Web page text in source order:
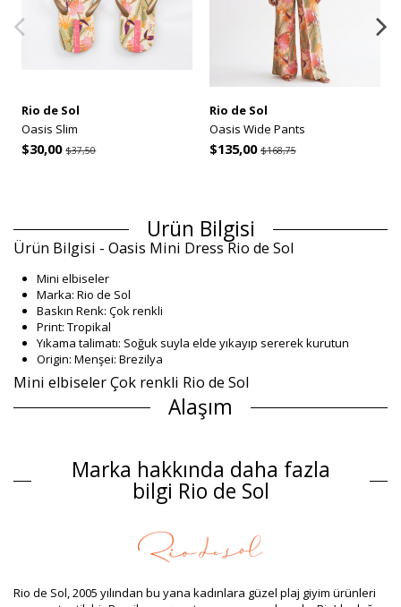
Rio de Sol
Oasis Slim
$30,00$37,50
Rio de Sol
Oasis Wide Pants
$135,00 $168,75
Ürün Bilgisi
Ürün Bilgisi - Oasis Mini Dress Rio de Sol
Mini elbiseler
Marka: Rio de Sol
Baskın Renk: Çok renkli
Print: Tropikal
Yıkama talimatı: Soğuk suyla elde yıkayıp sererek kurutun
Origin: Menşei: Brezilya
Mini elbiseler Çok renkli Rio de Sol
Alaşım
Ürün bilgisi
Departman: Kadin, Mini elbiseler
Paket içeriği: 1 x Mini elbiseler (Diğer aksesuarlar dahil değildir)
EAN: S (7899810298348), M (7899810298355), L (7899810298362)
Ağırlık: 600g / 1.32lb / 21.16oz
Rötuşlanmış fotoğraflar
Marka hakkında daha fazla
bilgi Rio de Sol
Rio de Sol, 2005 yılından bu yana kadınlara güzel plaj giyim ürünleri